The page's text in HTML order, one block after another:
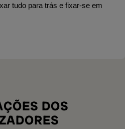
tudo para trás e fixar-se em
DOS